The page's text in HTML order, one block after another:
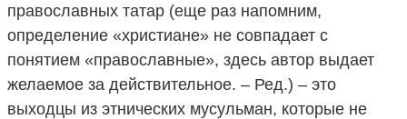
православных татар (еще раз напомним,
определение «христиане» не совпадает с
понятием «православные», здесь автор выдает
желаемое за действительное. – Ред.) – это
выходцы из этнических мусульман, которые не